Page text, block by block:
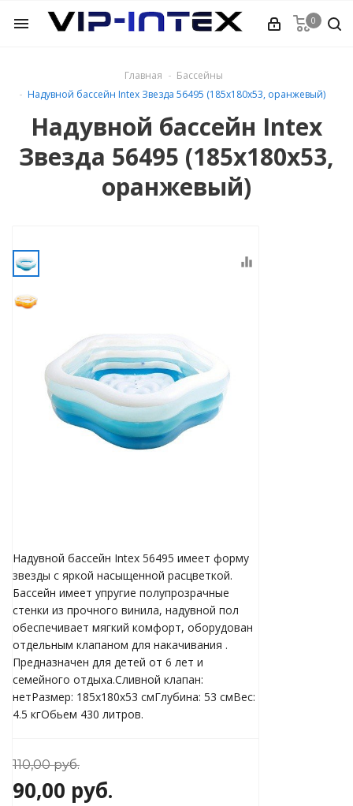
menu
Easy Set
широкий
плотики
и прочее
и нарукавники
0
Главная
Бассейны
Надувной бассейн Intex Звезда 56495 (185х180х53, оранжевый)
Надувной бассейн Intex
Звезда 56495 (185х180х53,
оранжевый)
equalizer
Надувной бассейн Intex 56495 имеет форму
звезды с яркой насыщенной расцветкой.
Бассейн имеет упругие полупрозрачные
стенки из прочного винила, надувной пол
обеспечивает мягкий комфорт, оборудован
отдельным клапаном для накачивания .
Предназначен для детей от 6 лет и
семейного отдыха.Сливной клапан:
нетРазмер: 185х180х53 смГлубина: 53 смВес:
4.5 кгОбьем 430 литров.
110,00руб.
90,00 руб.